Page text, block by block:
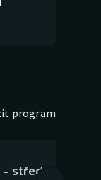
program
– střední trať